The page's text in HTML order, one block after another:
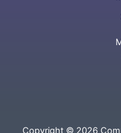
Copyright © 2026